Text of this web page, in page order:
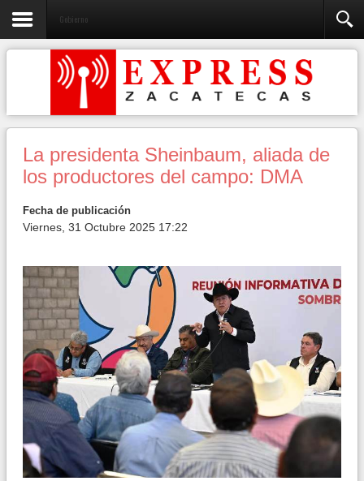
Gobierno
La presidenta Sheinbaum, aliada de
los productores del campo: DMA
Fecha de publicación
Viernes, 31 Octubre 2025 17:22